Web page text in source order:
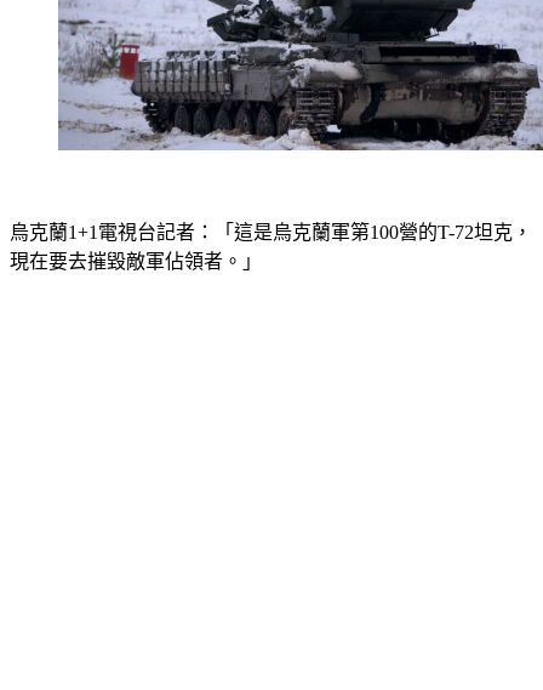
烏克蘭1+1電視台記者：「這是烏克蘭軍第100營的T-72坦克，
現在要去摧毀敵軍佔領者。」